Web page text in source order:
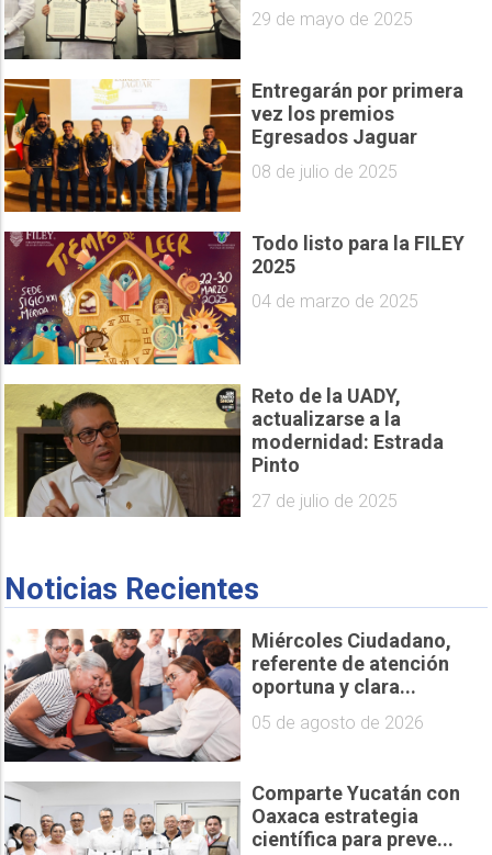
29 de mayo de 2025
Entregarán por primera
vez los premios
Egresados Jaguar
08 de julio de 2025
Todo listo para la FILEY
2025
04 de marzo de 2025
Reto de la UADY,
actualizarse a la
modernidad: Estrada
Pinto
27 de julio de 2025
Noticias Recientes
Miércoles Ciudadano,
referente de atención
oportuna y clara...
05 de agosto de 2026
Comparte Yucatán con
Oaxaca estrategia
científica para preve...